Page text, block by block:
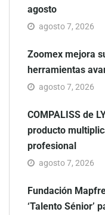
agosto
agosto 7, 2026
Zoomex mejora
herramientas
agosto 7, 2026
COMPALISS de
producto
profesional
agosto 7, 2026
Fundación
‘Talento Sénior’